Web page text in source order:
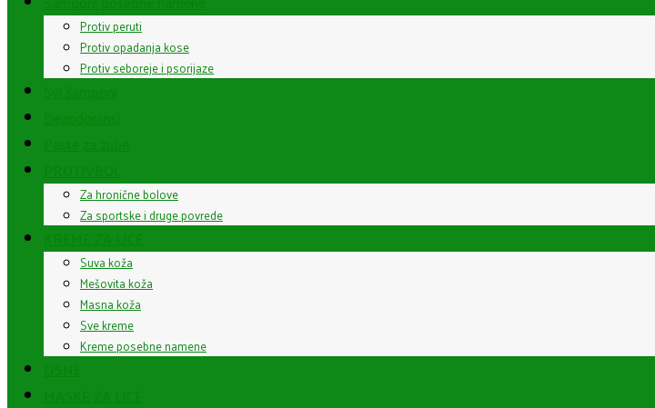
Protiv peruti
Protiv opadanja kose
Protiv seboreje i psorijaze
Za hronične bolove
Za sportske i druge povrede
Suva koža
Mešovita koža
Masna koža
Sve kreme
Kreme posebne namene